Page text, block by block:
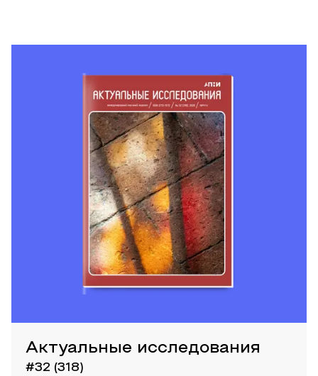
Актуальные исследования
#32 (318)